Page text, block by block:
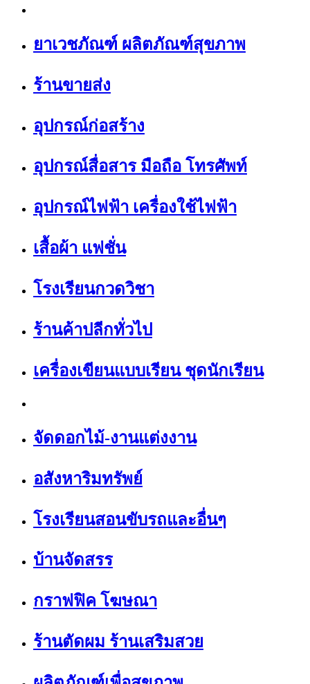
ยาเวชภัณฑ์ ผลิตภัณฑ์สุขภาพ
ร้านขายส่ง
อุปกรณ์ก่อสร้าง
อุปกรณ์สื่อสาร มือถือ โทรศัพท์
อุปกรณ์ไฟฟ้า เครื่องใช้ไฟฟ้า
เสื้อผ้า แฟชั่น
โรงเรียนกวดวิชา
ร้านค้าปลีกทั่วไป
เครื่องเขียนแบบเรียน ชุดนักเรียน
จัดดอกไม้-งานแต่งงาน
อสังหาริมทรัพย์
โรงเรียนสอนขับรถและอื่นๆ
บ้านจัดสรร
กราฟฟิค โฆษณา
ร้านตัดผม ร้านเสริมสวย